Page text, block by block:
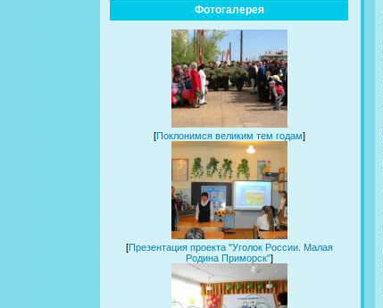
Фотогалерея
[Поклонимся великим тем годам]
[Презентация проекта "Уголок России. Малая
Родина Приморск"]